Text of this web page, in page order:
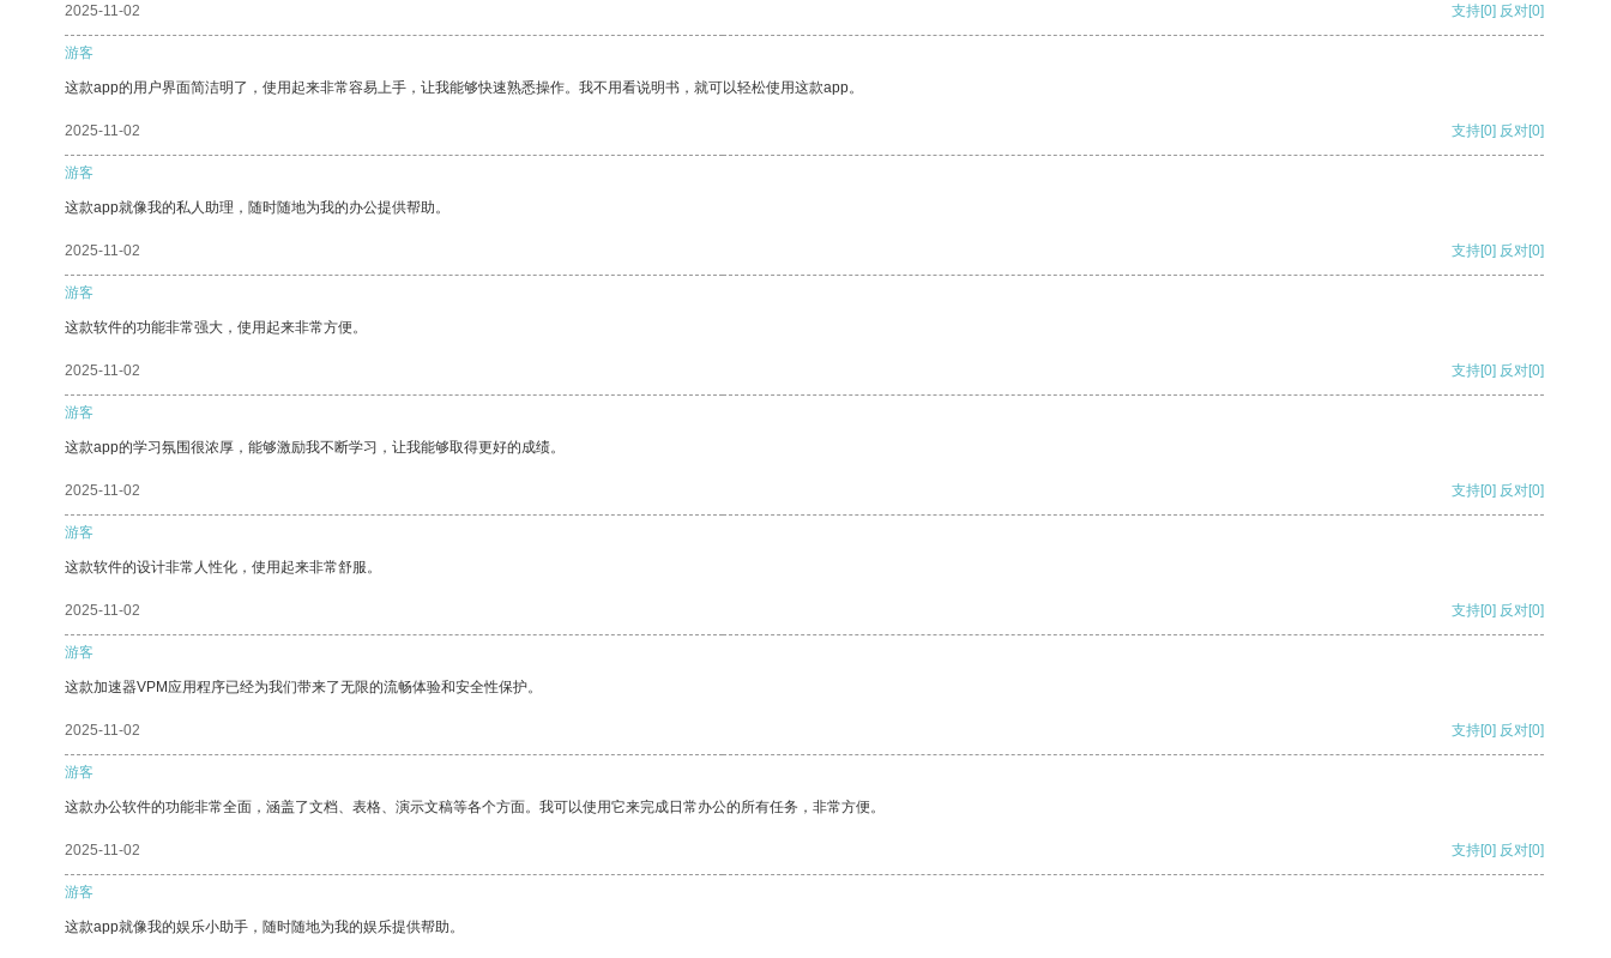
2025-11-02 支持[0] 反对[0]
游客
这款app的用户界面简洁明了，使用起来非常容易上手，让我能够快速熟悉操作。我不用看说明书，就可以轻松使用这款app。
2025-11-02 支持[0] 反对[0]
游客
这款app就像我的私人助理，随时随地为我的办公提供帮助。
2025-11-02 支持[0] 反对[0]
游客
这款软件的功能非常强大，使用起来非常方便。
2025-11-02 支持[0] 反对[0]
游客
这款app的学习氛围很浓厚，能够激励我不断学习，让我能够取得更好的成绩。
2025-11-02 支持[0] 反对[0]
游客
这款软件的设计非常人性化，使用起来非常舒服。
2025-11-02 支持[0] 反对[0]
游客
这款加速器VPM应用程序已经为我们带来了无限的流畅体验和安全性保护。
2025-11-02 支持[0] 反对[0]
游客
这款办公软件的功能非常全面，涵盖了文档、表格、演示文稿等各个方面。我可以使用它来完成日常办公的所有任务，非常方便。
2025-11-02 支持[0] 反对[0]
游客
这款app就像我的娱乐小助手，随时随地为我的娱乐提供帮助。